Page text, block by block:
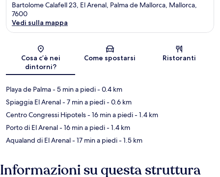
Bartolome Calafell 23, El Arenal, Palma de Mallorca, Mallorca,
7600
Vedi sulla mappa
Cosa c’è nei
dintorni?
Come spostarsi Ristoranti
Playa de Palma- 5 min a piedi- 0.4 km
Spiaggia El Arenal- 7 min a piedi- 0.6 km
Centro Congressi Hipotels- 16 min a piedi- 1.4 km
Porto di El Arenal- 16 min a piedi- 1.4 km
Aqualand di El Arenal- 17 min a piedi- 1.5 km
Informazioni su questa struttura